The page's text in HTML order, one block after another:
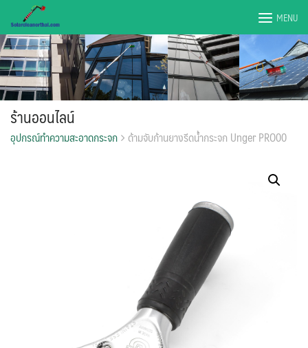
content
MENU
ร้านออนไลน์
อุปกรณ์ทำความสะอาดกระจก ด้ามจับก้านยางรีดน้ำกระจก Unger PRO00